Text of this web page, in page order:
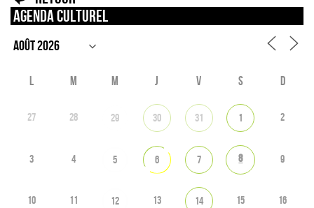
Agenda culturel
L M M J V S D
27 28 29 30 31 1 2
3 4 5 6 7 8 9
10 11 12 13 14 15 16